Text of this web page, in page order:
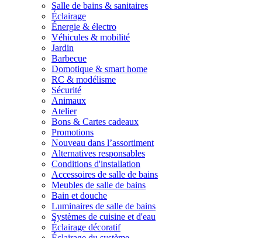
Salle de bains & sanitaires
Éclairage
Énergie & électro
Véhicules & mobilité
Jardin
Barbecue
Domotique & smart home
RC & modélisme
Sécurité
Animaux
Atelier
Bons & Cartes cadeaux
Promotions
Nouveau dans l’assortiment
Alternatives responsables
Conditions d'installation
Accessoires de salle de bains
Meubles de salle de bains
Bain et douche
Luminaires de salle de bains
Systèmes de cuisine et d'eau
Éclairage décoratif